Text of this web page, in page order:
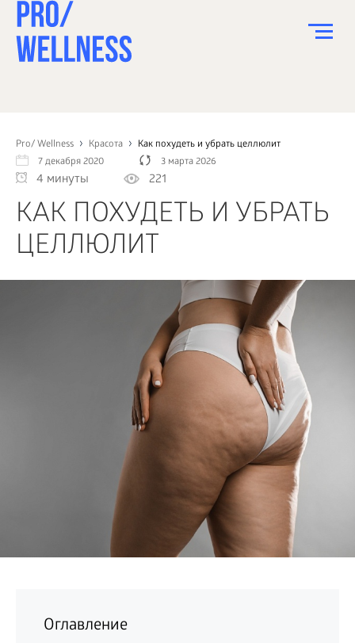
Pro/ Wellness Красота
Как похудеть и убрать целлюлит
7 декабря 2020
3 марта 2026
4 минуты 221
КАК ПОХУДЕТЬ И УБРАТЬ
ЦЕЛЛЮЛИТ
Оглавление
СПОРТ
ЗДОРОВЬЕ
КРАСОТА
ПСИХОЛОГИЯ